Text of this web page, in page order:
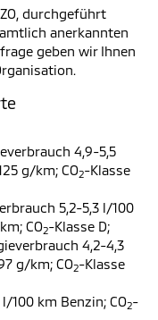
durchgeführt
anerkannten
geben wir Ihnen
4,9-5,5
g/km; CO2-Klasse
5,2-5,3 l/100
CO2-Klasse D;
4,2-4,3
g/km; CO2-Klasse
100 km Benzin; CO2-